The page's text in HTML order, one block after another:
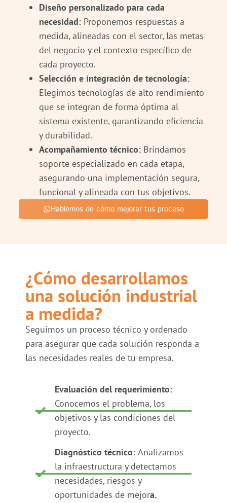
Diseño personalizado para cada
necesidad: Proponemos respuestas a
medida, alineadas con el sector, las metas
del negocio y el contexto específico de
cada proyecto.
Selección e integración de tecnología:
Elegimos tecnologías de alto rendimiento
que se integran de forma óptima al
sistema existente, garantizando eficiencia
y durabilidad.
Acompañamiento técnico: Brindamos
soporte especializado en cada etapa,
asegurando una implementación segura,
funcional y alineada con tus objetivos.
Hablemos de cómo mejorar tus proceso
¿Cómo desarrollamos
una solución industrial
a medida?
Seguimos un proceso técnico y ordenado
para asegurar que cada solución responda a
las necesidades reales de tu empresa.
Evaluación del requerimiento:
Conocemos el problema, los
objetivos y las condiciones del
proyecto.
Diagnóstico técnico: Analizamos
la infraestructura y detectamos
necesidades, riesgos y
oportunidades de mejora.